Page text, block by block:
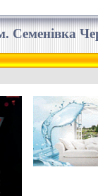
Семенівка